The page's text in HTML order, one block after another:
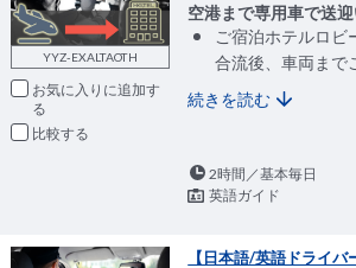
YYZ-EXALTAOTH
お気に入りに追加
比較
空港まで専用車で送迎
ご宿泊ホテルロビ
合流後、車両まで
続きを読む
2時間／基本毎日
英語ガイド
【日本語/英語ドライ